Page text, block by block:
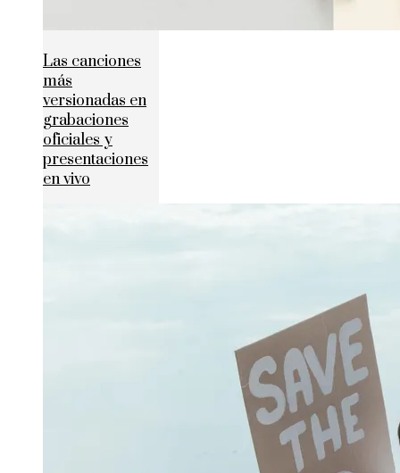
Las canciones
más
versionadas en
grabaciones
oficiales y
presentaciones
en vivo